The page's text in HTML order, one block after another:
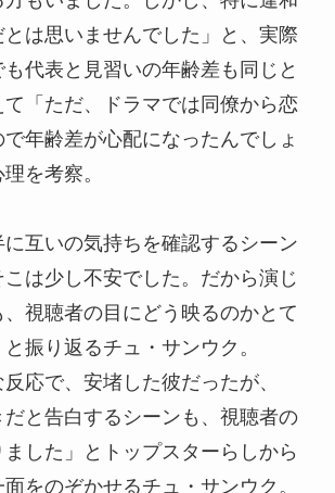
は思いませんでした」と、実際
代表と見習いの年齢差も同じと
「ただ、ドラマでは同僚から恋
で年齢差が心配になったんでしょ
を考察。
互いの気持ちを確認するシーン
は少し不安でした。だから演じ
視聴者の目にどう映るのかとて
振り返るチュ・サンウク。
応で、安堵した彼だったが、
だと告白するシーンも、視聴者の
した」とトップスターらしから
をのぞかせるチュ・サンウク。